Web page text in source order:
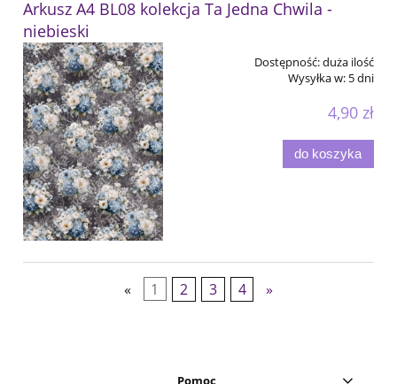
Arkusz A4 BL08 kolekcja Ta Jedna Chwila -
niebieski
Dostępność:duża ilość
Wysyłka w: 5 dni
4,90 zł
do koszyka
« 1 2 3 4 »
Pomoc